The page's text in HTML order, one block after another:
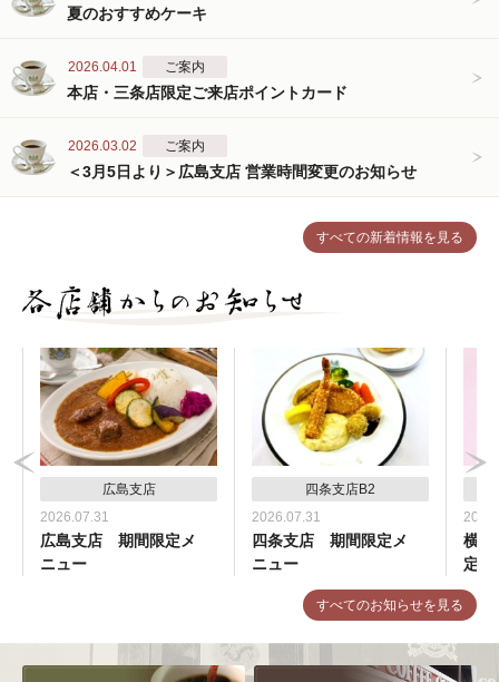
すべての新着情報を見る
夏のおすすめケーキ
2026.04.01 ご案内
本店・三条店限定ご来店ポイントカード
2026.03.02 ご案内
＜3月5日より＞広島支店 営業時間変更のお知らせ
すべてのお知らせを見る
広島支店
2026.07.31
広島支店 期間限定メ
ニュー
四条支店B2
2026.07.31
四条支店 期間限定メ
ニュー
横
定メ